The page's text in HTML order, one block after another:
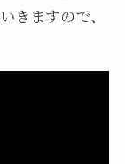
きますので、